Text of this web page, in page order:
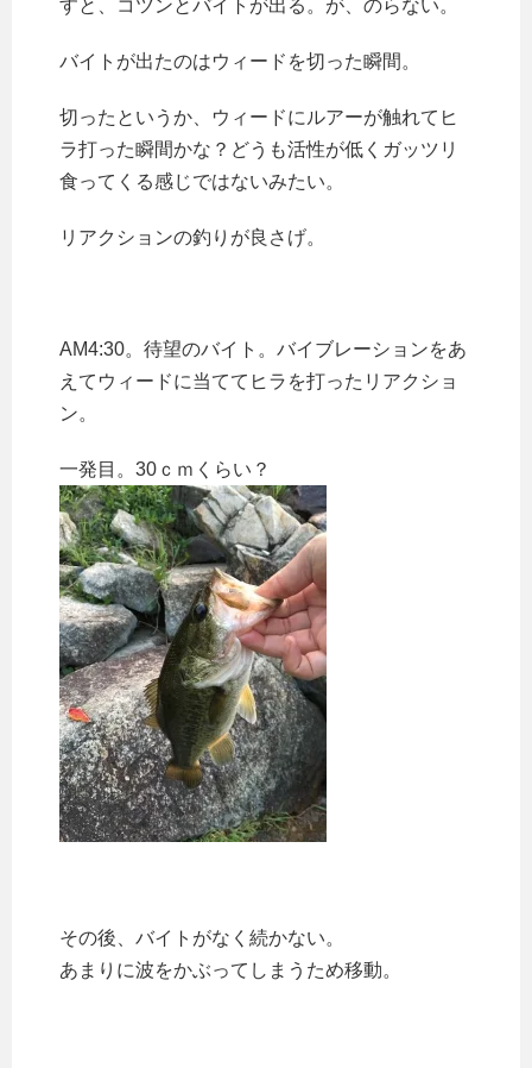
すと、コツンとバイトが出る。が、のらない。
バイトが出たのはウィードを切った瞬間。
切ったというか、ウィードにルアーが触れてヒ
ラ打った瞬間かな？どうも活性が低くガッツリ
食ってくる感じではないみたい。
リアクションの釣りが良さげ。
AM4:30。待望のバイト。バイブレーションをあ
えてウィードに当ててヒラを打ったリアクショ
ン。
一発目。30ｃｍくらい？
その後、バイトがなく続かない。
あまりに波をかぶってしまうため移動。